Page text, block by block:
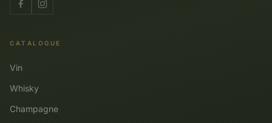
CATALOGUE
Vin
Whisky
Champagne